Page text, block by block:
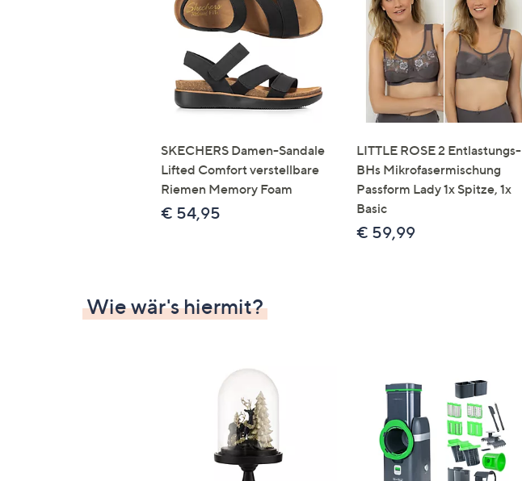
Touch-
Geräten
nach
links
bzw.
rechts,
um
diese
anzuzeigen.
SKECHERS Damen-Sandale
Lifted Comfort verstellbare
Riemen Memory Foam
€ 54,95
LITTLE ROSE 2 Entlastungs-
BHs Mikrofasermischung
Passform Lady 1x Spitze, 1x
Basic
€ 59,99
Wie wär's hiermit?